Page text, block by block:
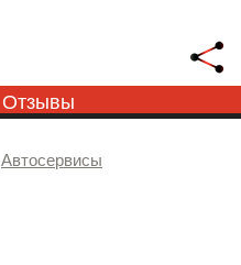
Отзывы
Автосервисы